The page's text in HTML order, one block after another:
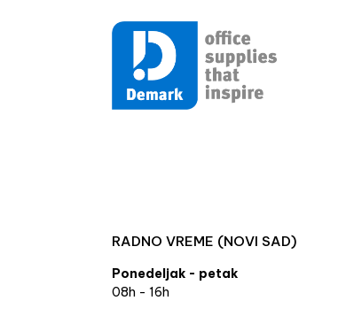
RADNO VREME (NOVI SAD)
Ponedeljak - petak
08h - 16h